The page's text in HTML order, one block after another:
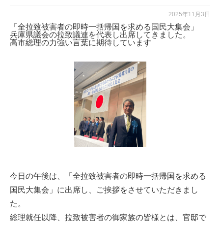
2025年11月3日
「全拉致被害者の即時一括帰国を求める国民大集会」
兵庫県議会の拉致議連を代表し出席してきました。
高市総理の力強い言葉に期待しています
今日の午後は、「全拉致被害者の即時一括帰国を求める
国民大集会」に出席し、ご挨拶をさせていただきまし
た。
総理就任以降、拉致被害者の御家族の皆様とは、官邸で